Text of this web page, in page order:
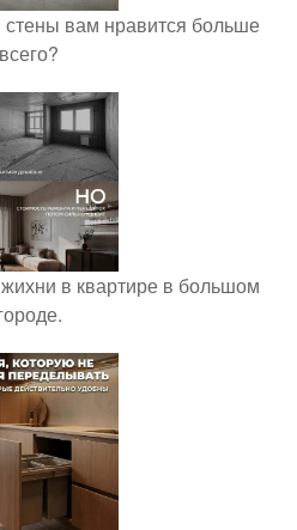
стены вам нравится больше
всего?
в квартире в большом